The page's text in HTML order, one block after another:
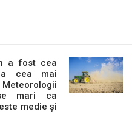
a fost cea
cea mai
mari ca
medie și